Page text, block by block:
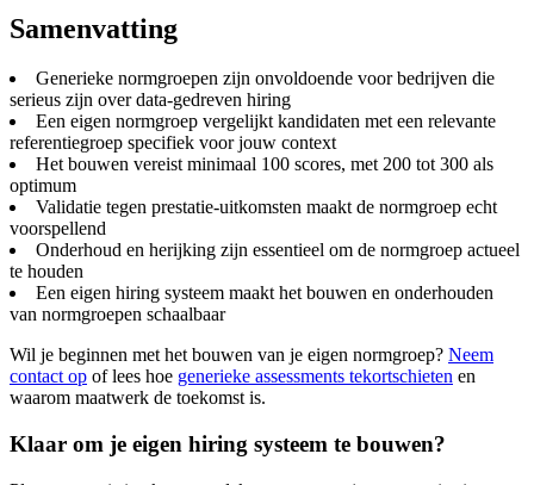
Samenvatting
Generieke normgroepen zijn onvoldoende voor bedrijven die
serieus zijn over data-gedreven hiring
Een eigen normgroep vergelijkt kandidaten met een relevante
referentiegroep specifiek voor jouw context
Het bouwen vereist minimaal 100 scores, met 200 tot 300 als
optimum
Validatie tegen prestatie-uitkomsten maakt de normgroep echt
voorspellend
Onderhoud en herijking zijn essentieel om de normgroep actueel
te houden
Een eigen hiring systeem maakt het bouwen en onderhouden
van normgroepen schaalbaar
Wil je beginnen met het bouwen van je eigen normgroep? Neem
contact op of lees hoe generieke assessments tekortschieten en
waarom maatwerk de toekomst is.
Klaar om je eigen hiring systeem te bouwen?